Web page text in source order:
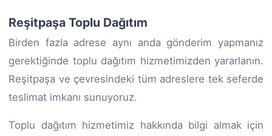
Reşitpaşa Toplu Dağıtım
Birden fazla adrese aynı anda gönderim yapmanız
gerektiğinde toplu dağıtım hizmetimizden yararlanın.
Reşitpaşa ve çevresindeki tüm adreslere tek seferde
teslimat imkanı sunuyoruz.
Toplu dağıtım hizmetimiz hakkında bilgi almak için